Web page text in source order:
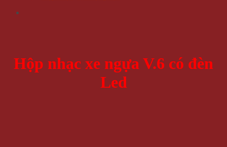
Hộp nhạc xe ngựa V.6 có đèn
Led